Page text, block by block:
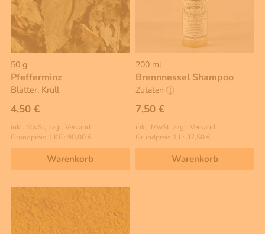
50 g
Pfefferminz
Blätter, Krüll
4,50 €
inkl. MwSt, zzgl. Versand
Grundpreis 1 KG: 90,00 €
Warenkorb
200 ml
Brennnessel Shampoo
Zutaten
7,50 €
inkl. MwSt, zzgl. Versand
Grundpreis 1 L: 37,50 €
Warenkorb